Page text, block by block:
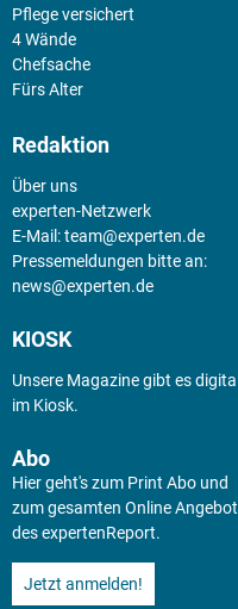
Pflege versichert
4 Wände
Chefsache
Fürs Alter
Redaktion
Über uns
experten-Netzwerk
E-Mail:team@experten.de
Pressemeldungen bitte an:
news@experten.de
KIOSK
Unsere Magazine gibt es digital
im Kiosk.
Abo
Hier geht's zum Print Abo und
zum gesamten Online Angebot
des expertenReport.
Jetzt anmelden!